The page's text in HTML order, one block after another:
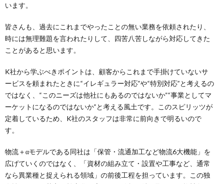
います。
皆さんも、過去にこれまでやったことの無い業務を依頼されたり、
時には無理難題を言われたりして、四苦八苦しながら対応してきた
ことがあると思います。
K社から学ぶべきポイントは、顧客からこれまで手掛けていないサ
ービスを頼まれたときに“イレギュラー対応”や“特別対応”と考えるの
ではなく、“このニーズは他社にもあるのではないか”“事業としてマ
ーケットになるのではないか”と考える風土です。このスピリッツが
定着しているため、K社のスタッフは非常に前向きで明るいので
す。
物流＋αモデルである同社は「保管・流通加工など物流6大機能」を
広げていくのではなく、「資材の組み立て・設置や工事など、通常
なら異業種と捉えられる領域」の前後工程を担っています。この独